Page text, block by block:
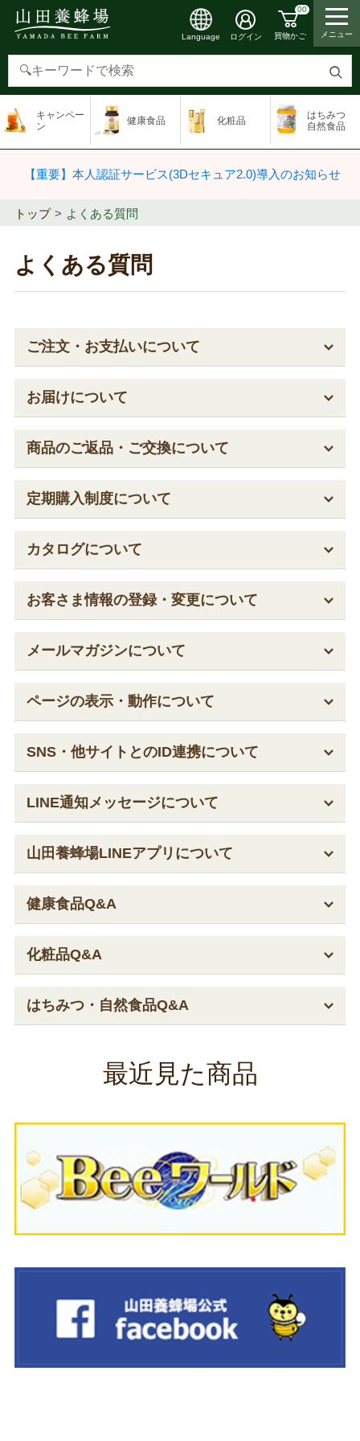
検
す
Language ログイン
00
買物かご メニュー
キャンペー
ン
健康食品 化粧品
はちみつ
自然食品
【重要】本人認証サービス(3Dセキュア2.0)導入のお知らせ
トップ よくある質問
よくある質問
ご注文・お支払いについて
お届けについて
商品のご返品・ご交換について
定期購入制度について
カタログについて
お客さま情報の登録・変更について
メールマガジンについて
ページの表示・動作について
SNS・他サイトとのID連携について
LINE通知メッセージについて
山田養蜂場LINEアプリについて
健康食品Q&A
化粧品Q&A
はちみつ・自然食品Q&A
最近見た商品